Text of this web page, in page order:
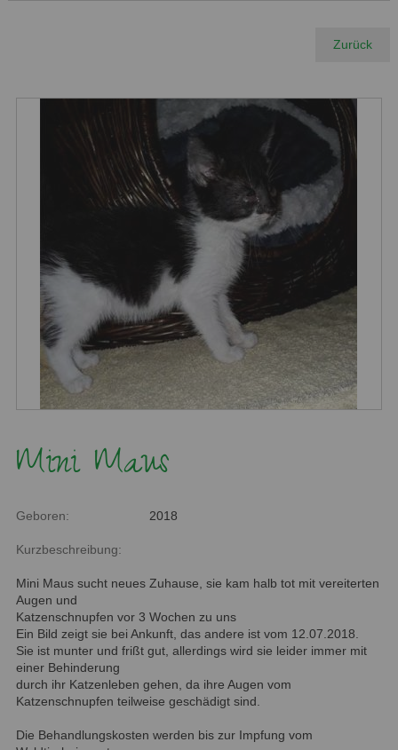
Zurück
Mini Maus
Geboren: 2018
Kurzbeschreibung:
Mini Maus sucht neues Zuhause, sie kam halb tot mit vereiterten
Augen und
Katzenschnupfen vor 3 Wochen zu uns
Ein Bild zeigt sie bei Ankunft, das andere ist vom 12.07.2018.
Sie ist munter und frißt gut, allerdings wird sie leider immer mit
einer Behinderung
durch ihr Katzenleben gehen, da ihre Augen vom
Katzenschnupfen teilweise geschädigt sind.
Die Behandlungskosten werden bis zur Impfung vom